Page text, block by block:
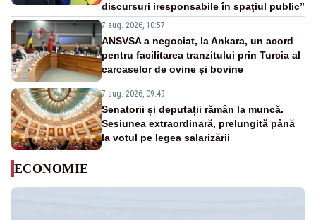
discursuri iresponsabile în spaţiul public”
7 aug. 2026, 10:57
ANSVSA a negociat, la Ankara, un acord
pentru facilitarea tranzitului prin Turcia al
carcaselor de ovine și bovine
7 aug. 2026, 09:49
Senatorii și deputații rămân la muncă.
Sesiunea extraordinară, prelungită până
la votul pe legea salarizării
ECONOMIE